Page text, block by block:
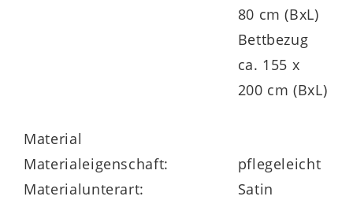
80 cm (BxL)
Bettbezug
ca. 155 x
200 cm (BxL)
Material
Materialeigenschaft:
pflegeleicht
Materialunterart:
Satin